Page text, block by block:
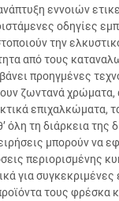
εννοιών
οδηγίες
την
από τους
προηγμένες
ζωντανά χρώματα,
επιχαλκώματα,
όλη τη διάρκεια της
μπορούν να
περιορισμένης
για συγκεκριμένες
τους φρέσκα